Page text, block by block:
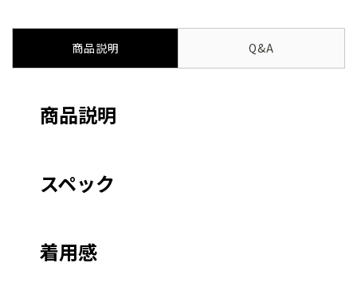
商品説明 Q&A
商品説明
スペック
着用感